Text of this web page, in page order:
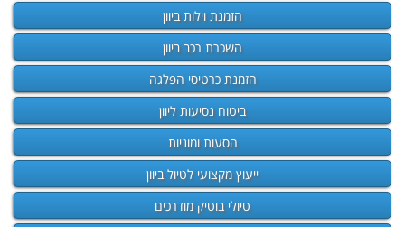
הזמנת וילות ביוון
השכרת רכב ביוון
הזמנת כרטיסי הפלגה
ביטוח נסיעות ליוון
הסעות ומוניות
ייעוץ מקצועי לטיול ביוון
טיולי בוטיק מודרכים